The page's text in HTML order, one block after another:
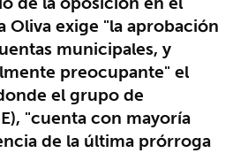
Oliva exige "la aprobación
municipales, y
preocupante" el
el grupo de
"cuenta con mayoría
de la última prórroga